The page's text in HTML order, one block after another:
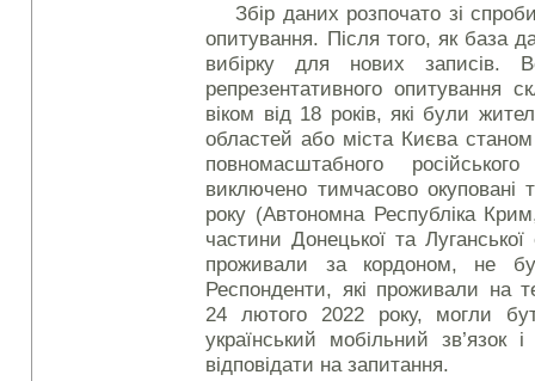
Збір даних розпочато зі
опитування. Після того, як база
вибірку для нових записів.
репрезентативного опитування
віком від 18 років, які були
областей або міста Києва
повномасштабного
виключено тимчасово окуповані
року (Автономна Республіка
частини Донецької та
проживали за кордоном, не
Респонденти, які проживали на
24 лютого 2022 року, могли
український мобільний зв’язок
відповідати на запитання.